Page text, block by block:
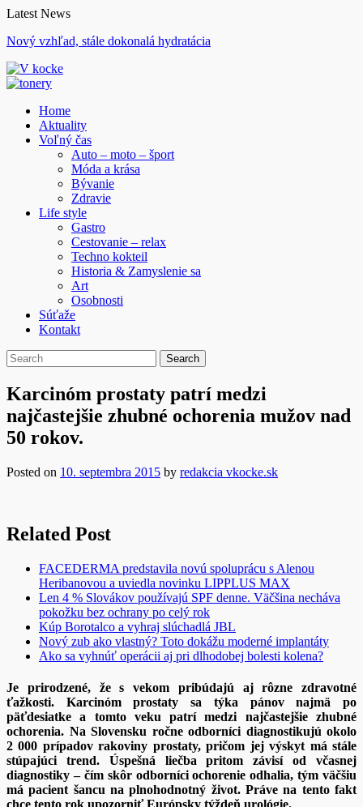
Skip
content
Latest News
Nový vzhľad, stále dokonalá hydratácia
Home
Aktuality
Voľný čas
Auto – moto – šport
Móda a krása
Bývanie
Zdravie
Life style
Gastro
Cestovanie – relax
Techno kokteil
Historia & Zamyslenie sa
Art
Osobnosti
Súťaže
Kontakt
Karcinóm prostaty patrí medzi
najčastejšie zhubné ochorenia mužov nad
50 rokov.
Posted on 10. septembra 2015 by redakcia vkocke.sk
Related Post
FACEDERMA predstavila novú spoluprácu s Alenou
Heribanovou a uviedla novinku LIPPLUS MAX
Len 4 % Slovákov používajú SPF denne. Väčšina necháva
pokožku bez ochrany po celý rok
Kúp Borotalco a vyhraj slúchadlá JBL
Nový zub ako vlastný? Toto dokážu moderné implantáty
Ako sa vyhnúť operácii aj pri dlhodobej bolesti kolena?
Je prirodzené, že s vekom pribúdajú aj rôzne zdravotné
ťažkosti. Karcinóm prostaty sa týka pánov najmä po
päťdesiatke a tomto veku patrí medzi najčastejšie zhubné
ochorenia. Na Slovensku ročne odborníci diagnostikujú okolo
2 000 prípadov rakoviny prostaty, pričom jej výskyt má stále
stúpajúci trend. Úspešná liečba pritom závisí od včasnej
diagnostiky – čím skôr odborníci ochorenie odhalia, tým väčšiu
má pacient šancu na plnohodnotný život. Práve na tento fakt
chce tento rok upozorniť Európsky týždeň urológie.